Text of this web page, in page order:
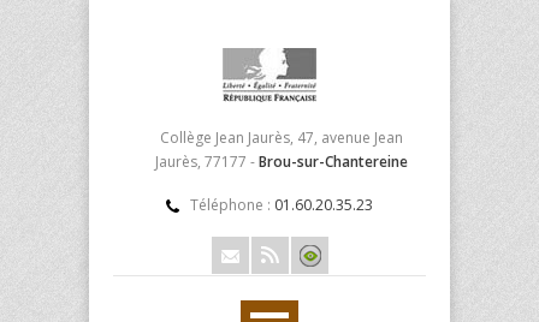
Collège Jean Jaurès, 47, avenue Jean
Jaurès, 77177 -Brou-sur-Chantereine
Téléphone : 01.60.20.35.23